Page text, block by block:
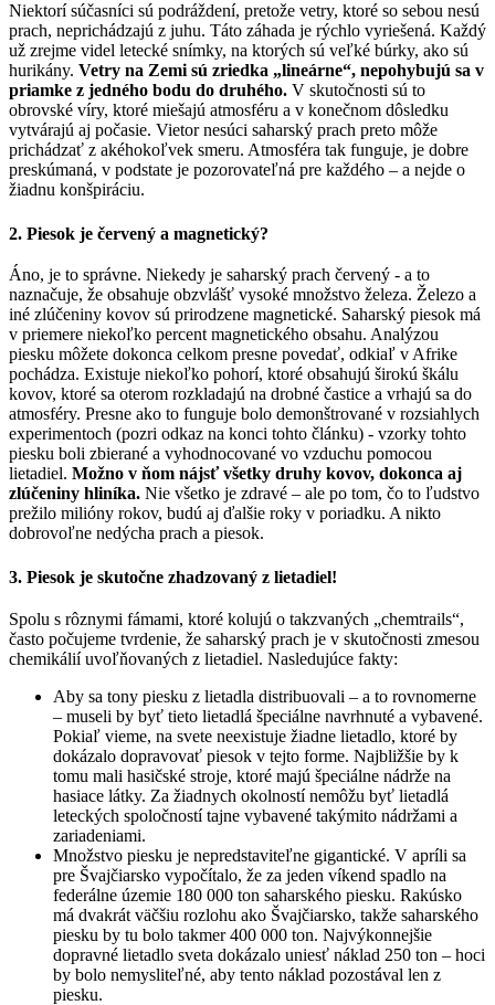
Niektorí súčasníci sú podráždení, pretože vetry, ktoré so sebou nesú
prach, neprichádzajú z juhu. Táto záhada je rýchlo vyriešená. Každý
už zrejme videl letecké snímky, na ktorých sú veľké búrky, ako sú
hurikány. Vetry na Zemi sú zriedka „lineárne“, nepohybujú sa v
priamke z jedného bodu do druhého. V skutočnosti sú to
obrovské víry, ktoré miešajú atmosféru a v konečnom dôsledku
vytvárajú aj počasie. Vietor nesúci saharský prach preto môže
prichádzať z akéhokoľvek smeru. Atmosféra tak funguje, je dobre
preskúmaná, v podstate je pozorovateľná pre každého – a nejde o
žiadnu konšpiráciu.
2. Piesok je červený a magnetický?
Áno, je to správne. Niekedy je saharský prach červený - a to
naznačuje, že obsahuje obzvlášť vysoké množstvo železa. Železo a
iné zlúčeniny kovov sú prirodzene magnetické. Saharský piesok má
v priemere niekoľko percent magnetického obsahu. Analýzou
piesku môžete dokonca celkom presne povedať, odkiaľ v Afrike
pochádza. Existuje niekoľko pohorí, ktoré obsahujú širokú škálu
kovov, ktoré sa oterom rozkladajú na drobné častice a vrhajú sa do
atmosféry. Presne ako to funguje bolo demonštrované v rozsiahlych
experimentoch (pozri odkaz na konci tohto článku) - vzorky tohto
piesku boli zbierané a vyhodnocované vo vzduchu pomocou
lietadiel. Možno v ňom nájsť všetky druhy kovov, dokonca aj
zlúčeniny hliníka. Nie všetko je zdravé – ale po tom, čo to ľudstvo
prežilo milióny rokov, budú aj ďalšie roky v poriadku. A nikto
dobrovoľne nedýcha prach a piesok.
3. Piesok je skutočne zhadzovaný z lietadiel!
Spolu s rôznymi fámami, ktoré kolujú o takzvaných „chemtrails“,
často počujeme tvrdenie, že saharský prach je v skutočnosti zmesou
chemikálií uvoľňovaných z lietadiel. Nasledujúce fakty:
Aby sa tony piesku z lietadla distribuovali – a to rovnomerne
– museli by byť tieto lietadlá špeciálne navrhnuté a vybavené.
Pokiaľ vieme, na svete neexistuje žiadne lietadlo, ktoré by
dokázalo dopravovať piesok v tejto forme. Najbližšie by k
tomu mali hasičské stroje, ktoré majú špeciálne nádrže na
hasiace látky. Za žiadnych okolností nemôžu byť lietadlá
leteckých spoločností tajne vybavené takýmito nádržami a
zariadeniami.
Množstvo piesku je nepredstaviteľne gigantické. V apríli sa
pre Švajčiarsko vypočítalo, že za jeden víkend spadlo na
federálne územie 180 000 ton saharského piesku. Rakúsko
má dvakrát väčšiu rozlohu ako Švajčiarsko, takže saharského
piesku by tu bolo takmer 400 000 ton. Najvýkonnejšie
dopravné lietadlo sveta dokázalo uniesť náklad 250 ton – hoci
by bolo nemysliteľné, aby tento náklad pozostával len z
piesku.